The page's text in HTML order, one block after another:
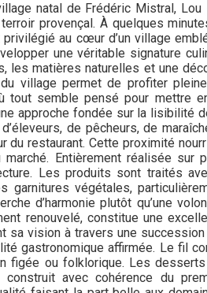
natal de Frédéric Mistral,
provençal. À quelques
au cœur d’un village
une véritable signature
les matières naturelles et une
village permet de profiter
tout semble pensé pour mettre
approche fondée sur la lisibilité
de pêcheurs, de
du restaurant. Cette proximité
Entièrement réalisée sur
Les produits sont traités
végétales,
d’harmonie plutôt qu’une
renouvelé, constitue une
sa vision à travers une
gastronomique affirmée. Le fil
figée ou folklorique. Les
avec cohérence du